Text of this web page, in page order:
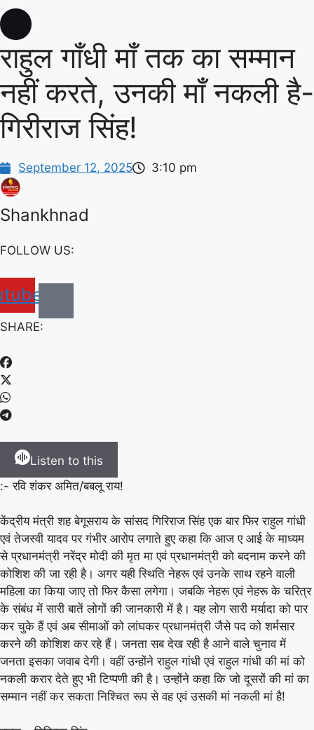
राहुल गाँधी माँ तक का सम्मान
नहीं करते, उनकी माँ नकली है-
गिरीराज सिंह!
September 12, 2025 3:10 pm
Shankhnad
FOLLOW US:
SHARE:
Listen to this
:- रवि शंकर अमित/बबलू राय!
केंद्रीय मंत्री शह बेगूसराय के सांसद गिरिराज सिंह एक बार फिर राहुल गांधी
एवं तेजस्वी यादव पर गंभीर आरोप लगाते हुए कहा कि आज ए आई के माध्यम
से प्रधानमंत्री नरेंद्र मोदी की मृत मा एवं प्रधानमंत्री को बदनाम करने की
कोशिश की जा रही है। अगर यही स्थिति नेहरू एवं उनके साथ रहने वाली
महिला का किया जाए तो फिर कैसा लगेगा। जबकि नेहरू एवं नेहरू के चरित्र
के संबंध में सारी बातें लोगों की जानकारी में है। यह लोग सारी मर्यादा को पार
कर चुके हैं एवं अब सीमाओं को लांघकर प्रधानमंत्री जैसे पद को शर्मसार
करने की कोशिश कर रहे हैं। जनता सब देख रही है आने वाले चुनाव में
जनता इसका जवाब देगी। वहीं उन्होंने राहुल गांधी एवं राहुल गांधी की मां को
नकली करार देते हुए भी टिप्पणी की है। उन्होंने कहा कि जो दूसरों की मां का
सम्मान नहीं कर सकता निश्चित रूप से वह एवं उसकी मां नकली मां है!